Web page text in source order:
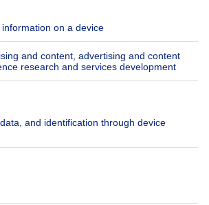
Insurances
Follow Us